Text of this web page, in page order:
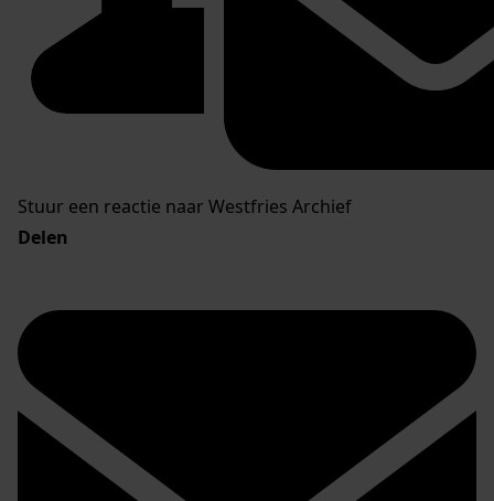
Stuur een reactie naar Westfries Archief
Delen